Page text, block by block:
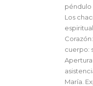
péndulo
Los
cuerpo:
María.